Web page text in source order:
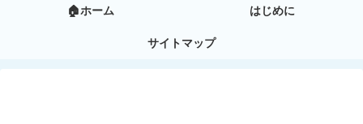
🏠ホーム はじめに
サイトマップ